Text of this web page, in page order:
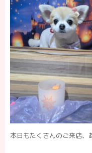
本日もたくさんのご来店、